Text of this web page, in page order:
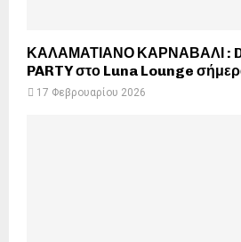
ΚΑΛΑΜΑΤΙΑΝΟ ΚΑΡΝΑΒΑΛΙ :
PARTY στο Luna Lounge
17 Φεβρουαρίου 2026